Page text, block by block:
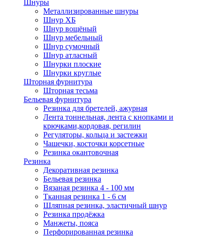
Шнуры
Металлизированные шнуры
Шнур ХБ
Шнур вощёный
Шнур мебельный
Шнур сумочный
Шнур атласный
Шнурки плоские
Шнурки круглые
Шторная фурнитура
Шторная тесьма
Бельевая фурнитура
Резинка для бретелей, ажурная
Лента тоннельная, лента с кнопками и
крючками,кордовая, регилин
Регуляторы, кольца и застежки
Чашечки, косточки корсетные
Резинка окантовочная
Резинка
Декоративная резинка
Бельевая резинка
Вязаная резинка 4 - 100 мм
Тканная резинка 1 - 6 см
Шляпная резинка, эластичный шнур
Резинка продёжка
Манжеты, пояса
Перфорированная резинка